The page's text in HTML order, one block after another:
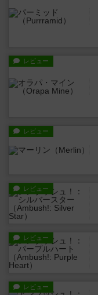
レビュー
レビュー
レビュー
レビュー
レビュー